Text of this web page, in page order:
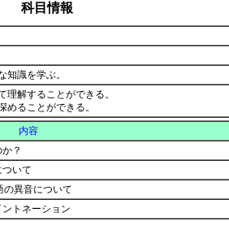
科目情報
知識を学ぶ。
解することができる。
めることができる。
内容
？
いて
の異音について
トネーション